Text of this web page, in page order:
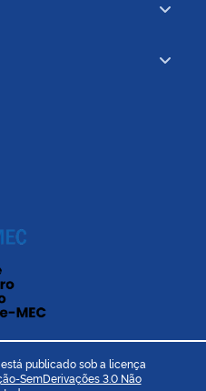
publicado sob a licença
SemDerivações 3.0 Não